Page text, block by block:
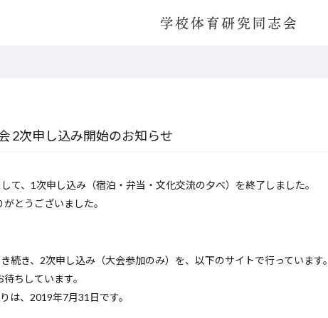
2次申し込み開始のお知らせ
て、1次申し込み（宿泊・ 弁当・文化交流の夕べ）を終了しました。
とうございました。
続き、2次申し込み（大会参加のみ）を、以下のサイトで行っています。
ちしています。
は、2019年7月31 日です。